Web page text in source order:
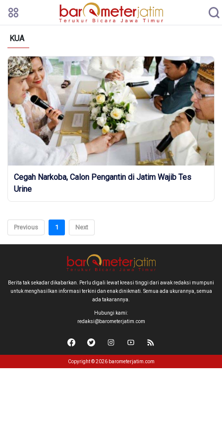
KUA
Cegah Narkoba, Calon Pengantin di Jatim Wajib Tes
Urine
Previous 1 Next
Berita tak sekadar dikabarkan. Perlu digali lewat kreasi tinggi dari awak redaksi mumpuni
untuk menghasilkan informasi terkini dan enak dinikmati. Semua ada ukurannya, semua
ada takarannya.
Hubungi kami:
redaksi@barometerjatim.com
Copyright © 2026 barometerjatim.com